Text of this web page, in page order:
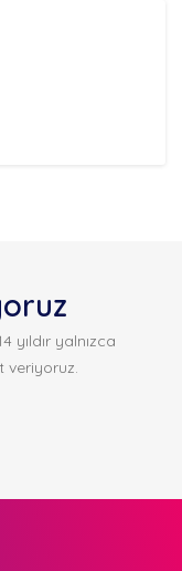
yıldır yalnızca
veriyoruz.